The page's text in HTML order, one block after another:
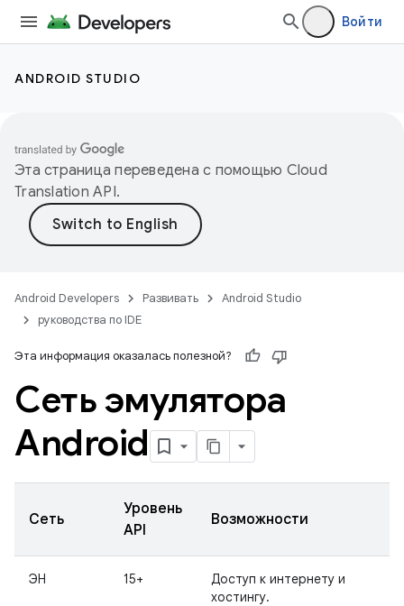
Войти
ANDROID STUDIO
Эта страница переведена с помощью Cloud
Translation API.
Android Developers Развивать
Android Studio
руководства по IDE
Эта информация оказалась полезной?
Сеть эмулятора
Android
Сеть
Уровень
API
Возможности
ЭН 15+
Доступ к интернету и
хостингу.